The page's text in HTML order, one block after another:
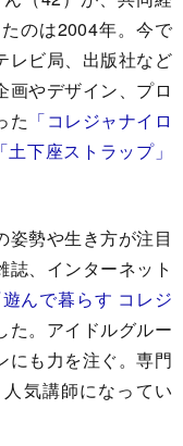
のは2004年。今で
レビ局、出版社など
画やデザイン、プロ
た 「コレジャナイロ
「土下座ストラップ」
勢や生き方が注目
誌、インターネット
遊んで暮らす コレジ
た。アイドルグルー
にも力を注ぐ。専門
気講師になってい